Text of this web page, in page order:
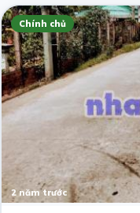
Chính chủ
2 năm trước